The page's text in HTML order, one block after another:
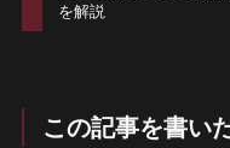
を解説
この記事を書い